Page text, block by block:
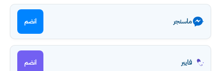
ماسنجر انضم
فايبر انضم